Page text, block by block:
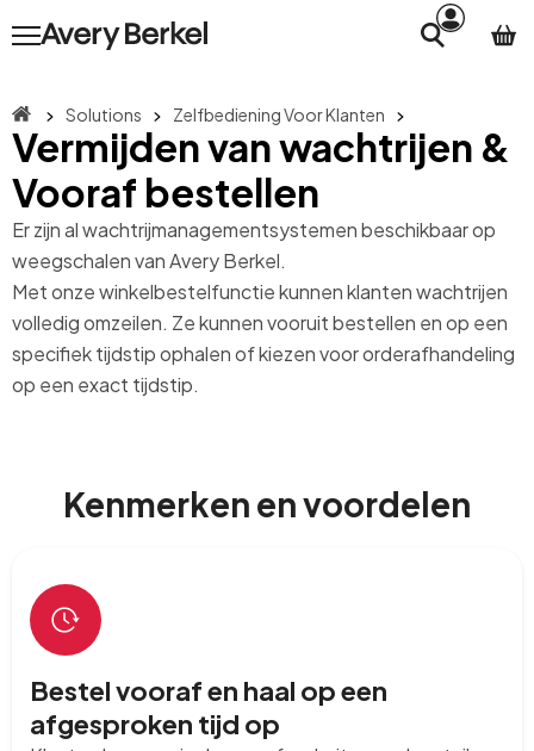
Solutions Zelfbediening Voor Klanten
Vermijden van wachtrijen &
Vooraf bestellen
Er zijn al wachtrijmanagementsystemen beschikbaar op
weegschalen van Avery Berkel.
Met onze winkelbestelfunctie kunnen klanten wachtrijen
volledig omzeilen. Ze kunnen vooruit bestellen en op een
specifiek tijdstip ophalen of kiezen voor orderafhandeling
op een exact tijdstip.
Kenmerken en voordelen
Bestel vooraf en haal op een
afgesproken tijd op